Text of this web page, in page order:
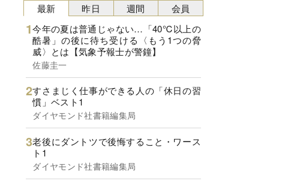
最新
今年の夏は普通じゃない…「40℃以上の
酷暑」の後に待ち受ける〈もう1つの脅
威〉とは【気象予報士が警鐘】
佐藤圭一
すさまじく仕事ができる人の「休日の習
慣」ベスト1
ダイヤモンド社書籍編集局
老後にダントツで後悔すること・ワース
ト1
ダイヤモンド社書籍編集局
昨日 週間 会員